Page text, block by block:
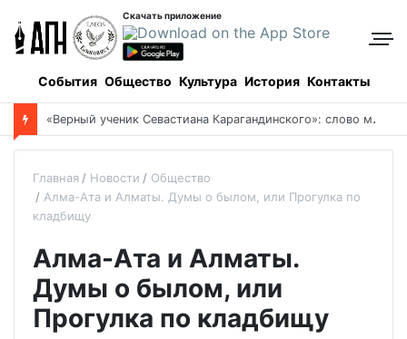
Скачать приложение
События Общество Культура История Контакты
Боровое: когда и как все начиналось, и кто все начинал
Главная Новости
Общество
Алма-Ата и Алматы. Думы о былом, или Прогулка по
кладбищу
Алма-Ата и Алматы.
Думы о былом, или
Прогулка по кладбищу